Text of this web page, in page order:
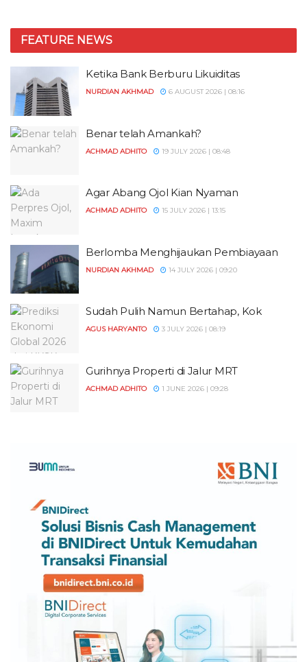
FEATURE NEWS
Ketika Bank Berburu Likuiditas
NURDIAN AKHMAD 6 AUGUST 2026 | 08:16
Benar telah Amankah?
ACHMAD ADHITO 19 JULY 2026 | 08:48
Agar Abang Ojol Kian Nyaman
ACHMAD ADHITO 15 JULY 2026 | 13:15
Berlomba Menghijaukan Pembiayaan
NURDIAN AKHMAD 14 JULY 2026 | 09:20
Sudah Pulih Namun Bertahap, Kok
AGUS HARYANTO 3 JULY 2026 | 08:19
Gurihnya Properti di Jalur MRT
ACHMAD ADHITO 1 JUNE 2026 | 09:28